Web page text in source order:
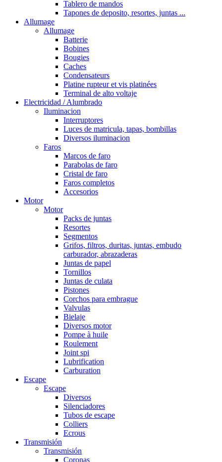
Tablero de mandos
Tapones de deposito, resortes, juntas ...
Allumage
Allumage
Batterie
Bobines
Bougies
Caches
Condensateurs
Platine rupteur et vis platinées
Terminal de alto voltaje
Electricidad / Alumbrado
Iluminacion
Interruptores
Luces de matricula, tapas, bombillas
Diversos iluminacion
Faros
Marcos de faro
Parabolas de faro
Cristal de faro
Faros completos
Accesorios
Motor
Motor
Packs de juntas
Resortes
Segmentos
Grifos, filtros, duritas, juntas, embudo
carburador, abrazaderas
Juntas de papel
Tornillos
Juntas de culata
Pistones
Corchos para embrague
Valvulas
Bielaje
Diversos motor
Pompe à huile
Roulement
Joint spi
Lubrification
Carburation
Escape
Escape
Diversos
Silenciadores
Tubos de escape
Colliers
Ecrous
Transmisión
Transmisión
Coronas